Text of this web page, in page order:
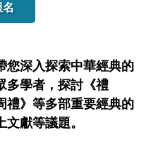
您深入探索中華經典的
多學者，探討《禮
禮》等多部重要經典的
獻等議題。